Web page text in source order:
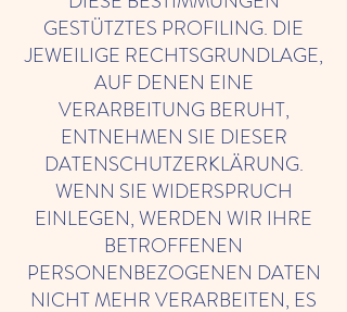
GESTÜTZTES PROFILING. DIE
JEWEILIGE RECHTSGRUNDLAGE,
AUF DENEN EINE
VERARBEITUNG BERUHT,
ENTNEHMEN SIE DIESER
DATENSCHUTZERKLÄRUNG.
WENN SIE WIDERSPRUCH
EINLEGEN, WERDEN WIR IHRE
BETROFFENEN
PERSONENBEZOGENEN DATEN
NICHT MEHR VERARBEITEN, ES